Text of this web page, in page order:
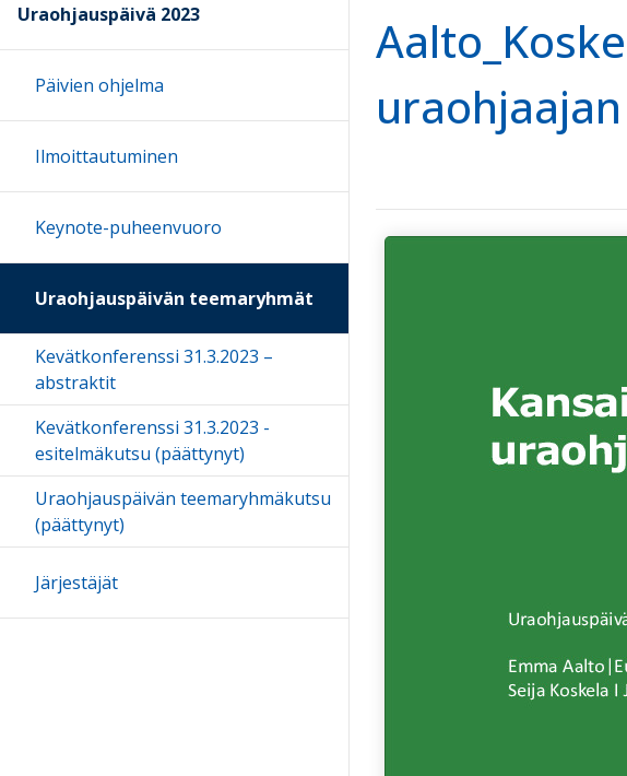
Uraohjauspäivä 2023
Päivien ohjelma
Ilmoittautuminen
Keynote-puheenvuoro
Uraohjauspäivän teemaryhmät
Kevätkonferenssi 31.3.2023 –
abstraktit
Kevätkonferenssi 31.3.2023 -
esitelmäkutsu (päättynyt)
Uraohjauspäivän teemaryhmäkutsu
(päättynyt)
Järjestäjät